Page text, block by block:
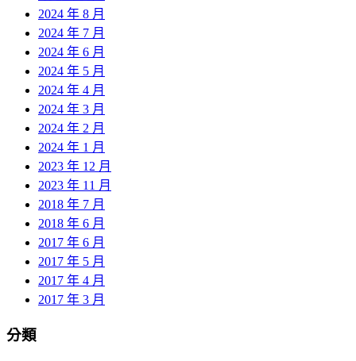
2024 年 8 月
2024 年 7 月
2024 年 6 月
2024 年 5 月
2024 年 4 月
2024 年 3 月
2024 年 2 月
2024 年 1 月
2023 年 12 月
2023 年 11 月
2018 年 7 月
2018 年 6 月
2017 年 6 月
2017 年 5 月
2017 年 4 月
2017 年 3 月
分類